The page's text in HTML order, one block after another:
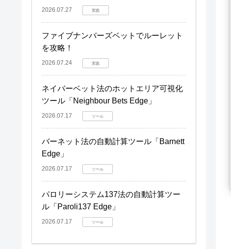
2026.07.27 実践
ファイブナンバーズベットでルーレット
を攻略！
2026.07.24 実践
ネイバーベット法のホットエリア可視化
ツール「Neighbour Bets Edge」
2026.07.17 ツール
バーネット法の自動計算ツール「Barnett
Edge」
2026.07.17 ツール
パロリーシステム137法の自動計算ツー
ル「Paroli137 Edge」
2026.07.17 ツール